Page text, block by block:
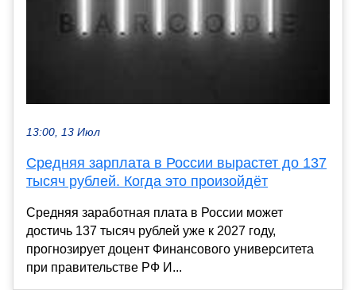
13:00, 13 Июл
Средняя зарплата в России вырастет до 137
тысяч рублей. Когда это произойдёт
Средняя заработная плата в России может
достичь 137 тысяч рублей уже к 2027 году,
прогнозирует доцент Финансового университета
при правительстве РФ И...